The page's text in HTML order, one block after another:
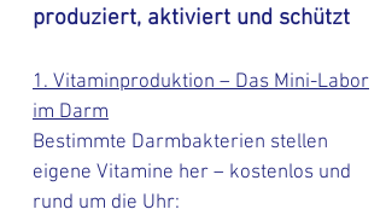
produziert, aktiviert und schützt
1. Vitaminproduktion – Das Mini-Labor
im Darm
Bestimmte Darmbakterien stellen
eigene Vitamine her – kostenlos und
rund um die Uhr: